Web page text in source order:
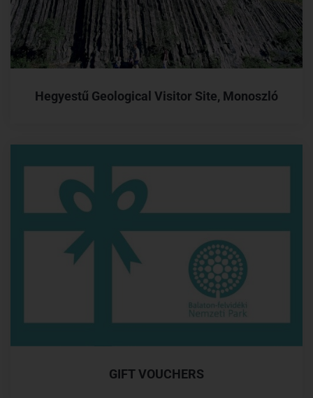
Hegyestű Geological Visitor Site, Monoszló
GIFT VOUCHERS